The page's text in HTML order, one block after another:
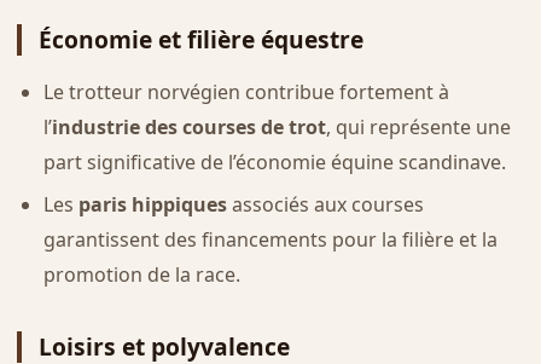
Économie et filière équestre
Le trotteur norvégien contribue fortement à
l’industrie des courses de trot, qui représente une
part significative de l’économie équine scandinave.
Les paris hippiquesassociés aux courses
garantissent des financements pour la filière et la
promotion de la race.
Loisirs et polyvalence